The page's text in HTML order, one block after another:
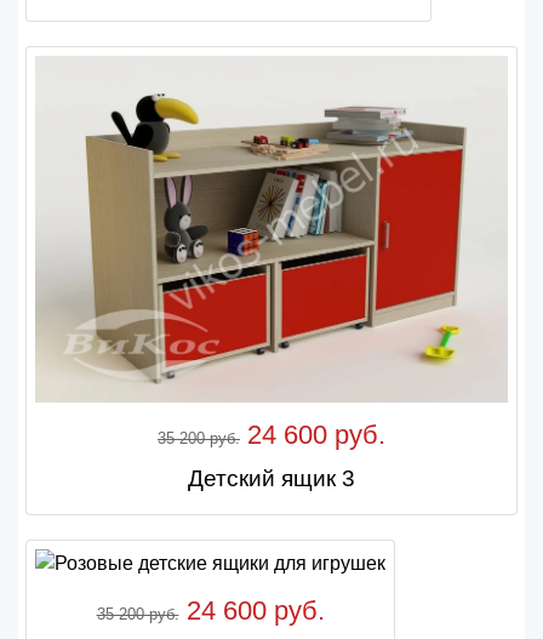
35 200 руб. 24 600 руб.
Детский ящик 3
35 200 руб.24 600 руб.